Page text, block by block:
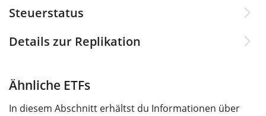
Steuerstatus
Details zur Replikation
Ähnliche ETFs
In diesem Abschnitt erhältst du Informationen über